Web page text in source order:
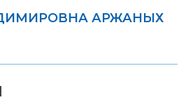
АРЖАНЫХ